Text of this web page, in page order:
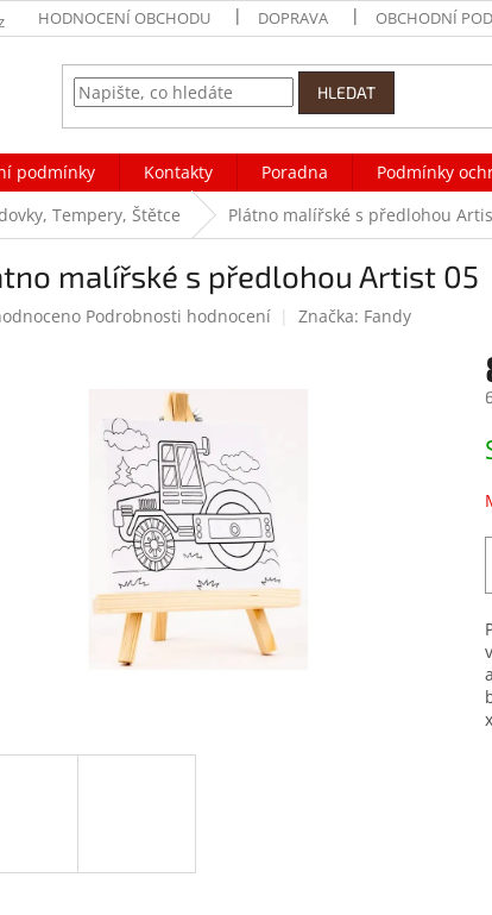
HODNOCENÍ OBCHODU DOPRAVA OBCHODNÍ
HLEDAT
podmínky Kontakty Poradna Podmínky
Tempery, Štětce Plátno malířské s předlohou
malířské s předlohou Artist 05
Podrobnosti hodnocení Značka: Fandy